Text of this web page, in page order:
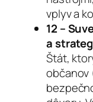
vplyv a
12 –
a
Štát,
občanov